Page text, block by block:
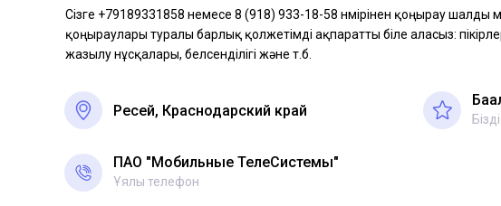
Сізге +79189331858 немесе 8 (918) 933-18-58 нөмірінен қоңырау шалды
қоңыраулары туралы барлық қолжетімді ақпаратты біле аласыз:
жазылу нұсқалары, белсенділігі және т.б.
Ресей, Краснодарский край
ПАО "Мобильные ТелеСистемы"
Ұялы телефон